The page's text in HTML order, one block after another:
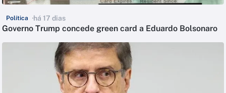
Política há 17 dias
Governo Trump concede green card a Eduardo Bolsonaro